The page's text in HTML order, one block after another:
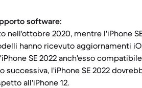
software:
nell'ottobre 2020, mentre l'iPhone
hanno ricevuto aggiornamenti
SE 2022 anch'esso
successiva, l'iPhone SE 2022
all'iPhone 12.